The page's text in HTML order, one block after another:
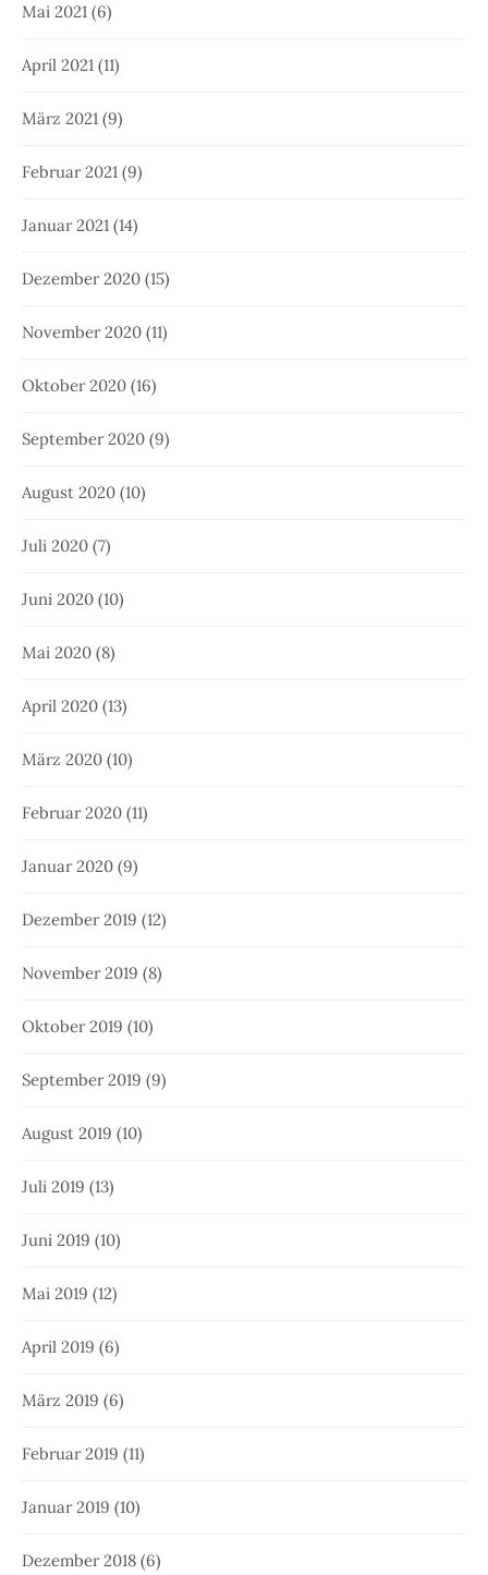
Mai 2021 (6)
April 2021 (11)
März 2021 (9)
Februar 2021 (9)
Januar 2021 (14)
Dezember 2020 (15)
November 2020 (11)
Oktober 2020 (16)
September 2020 (9)
August 2020 (10)
Juli 2020 (7)
Juni 2020 (10)
Mai 2020 (8)
April 2020 (13)
März 2020 (10)
Februar 2020 (11)
Januar 2020 (9)
Dezember 2019 (12)
November 2019 (8)
Oktober 2019 (10)
September 2019 (9)
August 2019 (10)
Juli 2019 (13)
Juni 2019 (10)
Mai 2019 (12)
April 2019 (6)
März 2019 (6)
Februar 2019 (11)
Januar 2019 (10)
Dezember 2018 (6)